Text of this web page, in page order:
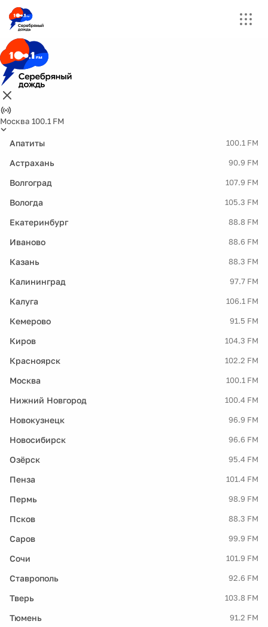
Москва 100.1 FM
Апатиты 100.1 FM
Астрахань 90.9 FM
Волгоград 107.9 FM
Вологда 105.3 FM
Екатеринбург 88.8 FM
Иваново 88.6 FM
Казань 88.3 FM
Калининград 97.7 FM
Калуга 106.1 FM
Кемерово 91.5 FM
Киров 104.3 FM
Красноярск 102.2 FM
Москва 100.1 FM
Нижний Новгород 100.4 FM
Новокузнецк 96.9 FM
Новосибирск 96.6 FM
Озёрск 95.4 FM
Пенза 101.4 FM
Пермь 98.9 FM
Псков 88.3 FM
Саров 99.9 FM
Сочи 101.9 FM
Ставрополь 92.6 FM
Тверь 103.8 FM
Тюмень 91.2 FM